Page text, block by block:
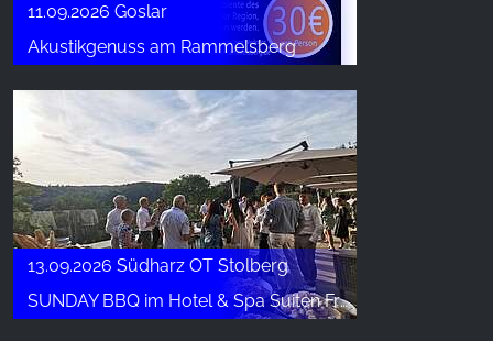
11.09.2026 Goslar
Akustikgenuss am Rammelsberg
13.09.2026 Südharz OT Stolberg
SUNDAY BBQ im Hotel & Spa Suiten FreiWerk